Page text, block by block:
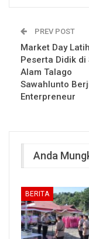
PREV POST
Market Day Latih
Peserta Didik di
Alam Talago
Sawahlunto
Enterpreneur
Anda
BERITA